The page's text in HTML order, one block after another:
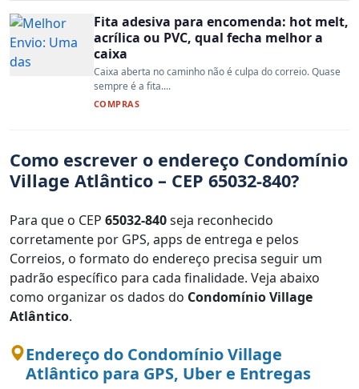
Fita adesiva para encomenda: hot melt,
acrílica ou PVC, qual fecha melhor a
caixa
Caixa aberta no caminho não é culpa do correio. Quase
sempre é a fita....
COMPRAS
Como escrever o endereço Condomínio
Village Atlântico – CEP 65032-840?
Para que o CEP 65032-840seja reconhecido
corretamente por GPS, apps de entrega e pelos
Correios, o formato do endereço precisa seguir um
padrão específico para cada finalidade. Veja abaixo
como organizar os dados do Condomínio Village
Atlântico.
Endereço do Condomínio Village
Atlântico para GPS, Uber e Entregas